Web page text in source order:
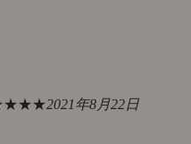
2021年8月22日